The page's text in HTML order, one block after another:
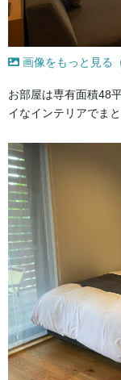
画像をもっと見る
お部屋は専有面積48
イなインテリアでま